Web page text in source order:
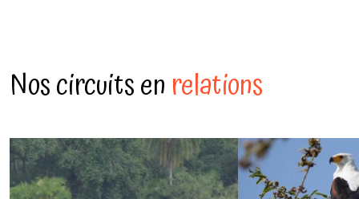
Nos circuits enrelations